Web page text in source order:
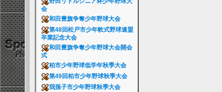
会
和田豊旗争奪少年野球大会
第48回松戸市少年軟式野球連盟
卒業記念大会
和田豊旗争奪少年野球大会開会
式
柏市少年野球低学年秋季大会
第49回柏市少年野球秋季大会
我孫子市少年野球秋季大会